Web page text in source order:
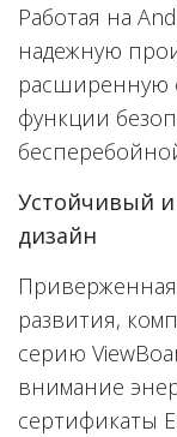
Работая на
надежную
расширенную
функции
Устойчивый
дизайн
развития,
серию
внимание
сертификаты